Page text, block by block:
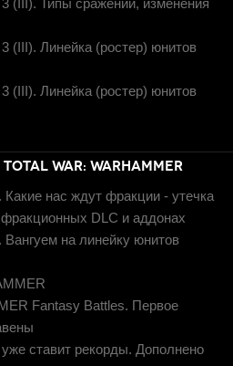
(III). Линейка (ростер) юнитов
(III). Линейка (ростер) юнитов
WAR: WARHAMMER
нас ждут фракции - утечка
DLC и аддонах
на линейку юнитов
Fantasy Battles. Первое
ставит рекорды. Дополнено